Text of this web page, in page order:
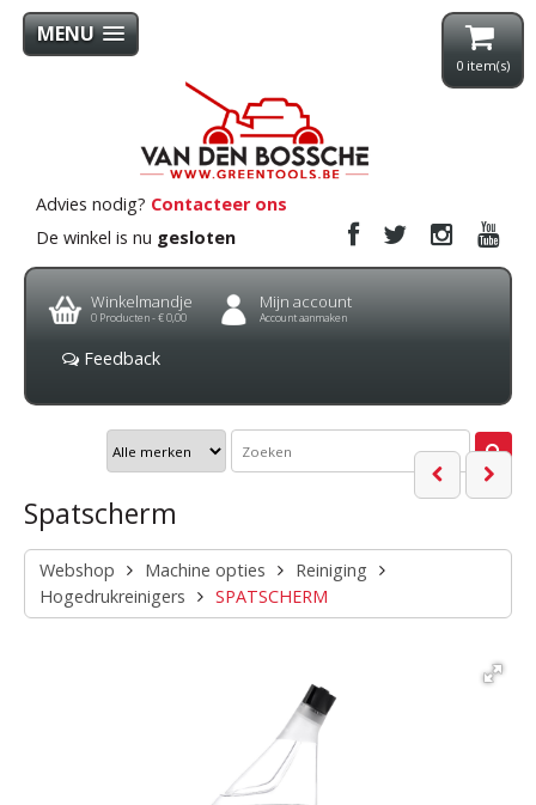
MENU
0 item(s)
Advies nodig? Contacteer ons
De winkel is nu gesloten
Winkelmandje
0 Producten -€ 0,00
Mijn account
Account aanmaken
Feedback
Spatscherm
Webshop Machine opties
Reiniging
Hogedrukreinigers
SPATSCHERM